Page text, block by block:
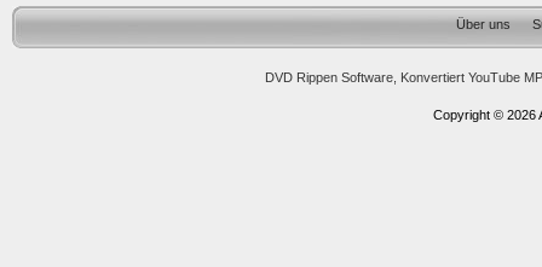
Über uns
DVD Rippen Software, Konvertiert YouTube
Copyright © 2026